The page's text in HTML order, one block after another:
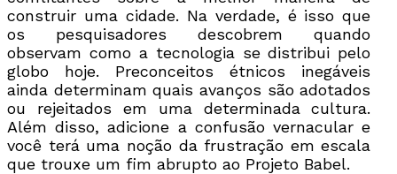
construir uma cidade. Na verdade, é isso que
os pesquisadores descobrem quando
observam como a tecnologia se distribui pelo
globo hoje. Preconceitos étnicos inegáveis
ainda determinam quais avanços são adotados
ou rejeitados em uma determinada cultura.
Além disso, adicione a confusão vernacular e
você terá uma noção da frustração em escala
que trouxe um fim abrupto ao Projeto Babel.